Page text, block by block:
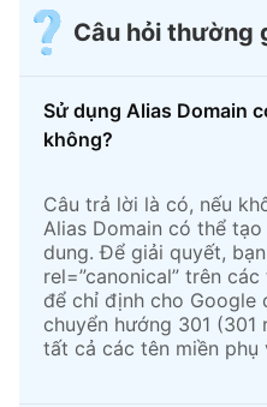
Câu hỏi thường
Sử dụng Alias Domain
không?
Câu trả lời là có, nếu
Alias Domain có thể
dung. Để giải quyết,
rel=”canonical” trên
để chỉ định cho Google
chuyển hướng 301
tất cả các tên miền phụ